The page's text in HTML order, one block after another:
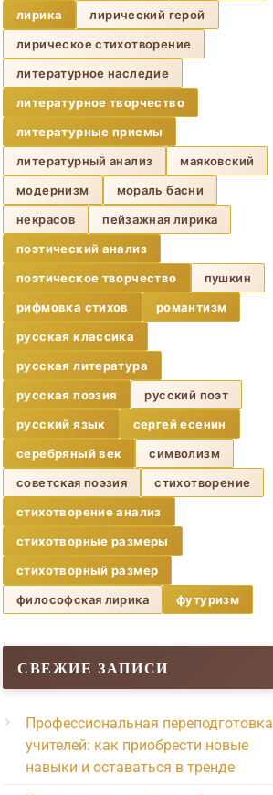
лирика
лирический герой
лирическое стихотворение
литературное наследие
литературное творчество
литературные приемы
литературный анализ
маяковский
модернизм
мораль басни
некрасов
пейзажная лирика
поэтический анализ
поэтическое творчество
пушкин
рифмовка стихов
романтизм
русская классика
русская литература
русская поэзия
русский поэт
русский язык
сергей есенин
серебряный век
символизм
советская поэзия
стихотворение
стихотворение анализ
стихотворные размеры
стихотворный размер
философская лирика
футуризм
СВЕЖИЕ ЗАПИСИ
Профессиональная переподготовка
учителей: как приобрести новые
навыки и оставаться в тренде